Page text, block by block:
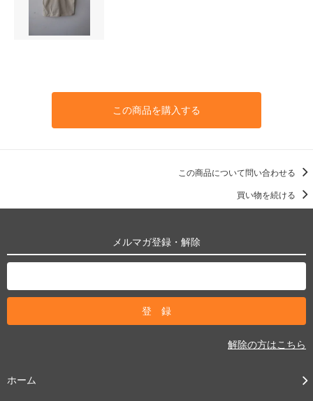
この商品を購入する
この商品について問い合わせる
買い物を続ける
メルマガ登録・解除
解除の方はこちら
ホーム